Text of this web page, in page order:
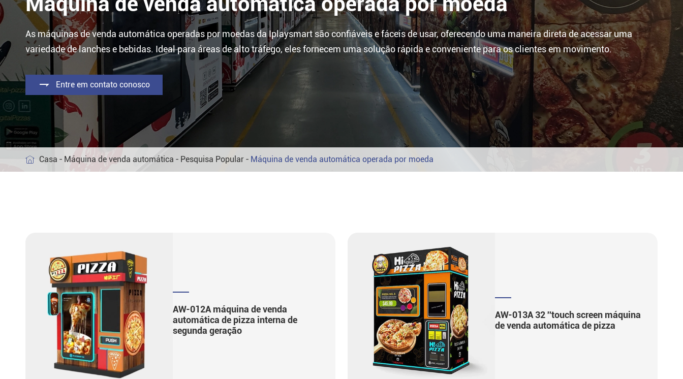
Máquina de venda automática de café
 Casa Máquina de venda automática Pesquisa Popular Máquina de venda automática operada por moeda
As máquinas de venda automática operadas por moedas da Iplaysmart são confiáveis e fáceis de usar, oferecendo uma maneira direta de acessar uma
variedade de lanches e bebidas. Ideal para áreas de alto tráfego, eles fornecem uma solução rápida e conveniente para os clientes em movimento.
 Entre em contato conosco
AW-012A máquina de venda
automática de pizza interna de
segunda geração
AW-013A 32 ''touch screen máquina
de venda automática de pizza